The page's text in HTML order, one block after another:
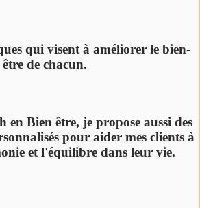
qui visent à améliorer le bien-
être de chacun.
en Bien être, je propose aussi des
pour aider mes clients à
et l'équilibre dans leur vie.